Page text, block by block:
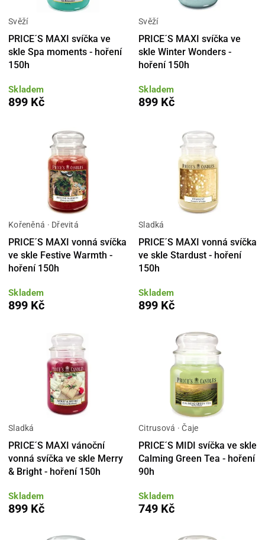
Svěží
PRICE´S MAXI svíčka ve
skle Spa moments - hoření
150h
Skladem
899 Kč
Svěží
PRICE´S MAXI svíčka ve
skle Winter Wonders -
hoření 150h
Skladem
899 Kč
Kořeněná · Dřevitá
PRICE´S MAXI vonná svíčka
ve skle Festive Warmth -
hoření 150h
Skladem
899 Kč
Sladká
PRICE´S MAXI vonná svíčka
ve skle Stardust - hoření
150h
Skladem
899 Kč
Sladká
PRICE´S MAXI vánoční
vonná svíčka ve skle Merry
& Bright - hoření 150h
Skladem
899 Kč
Citrusová · Čaje
PRICE´S MIDI svíčka ve skle
Calming Green Tea - hoření
90h
Skladem
749 Kč